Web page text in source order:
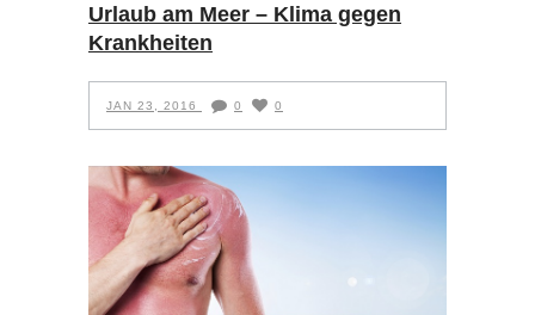
Urlaub am Meer – Klima gegen
Krankheiten
JAN 23, 2016 0 0